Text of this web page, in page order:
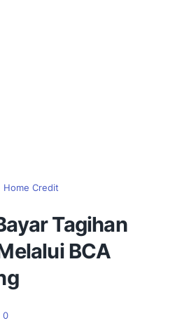
Home Credit
Tagihan
BCA
0